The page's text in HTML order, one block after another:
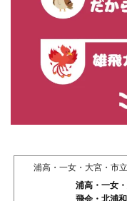
浦高・一女・大宮・市
浦高・一女
飛会・北浦和